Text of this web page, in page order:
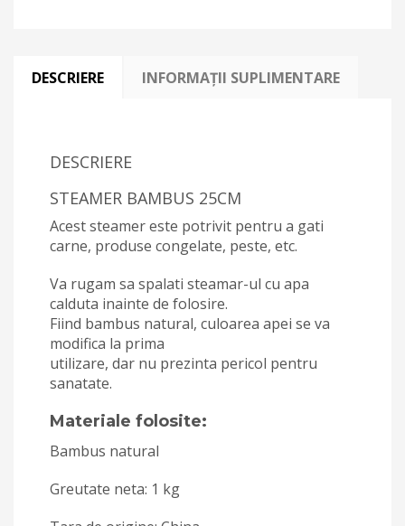
DESCRIERE INFORMAȚII SUPLIMENTARE
DESCRIERE
STEAMER BAMBUS 25CM
Acest steamer este potrivit pentru a gati
carne, produse congelate, peste, etc.
Va rugam sa spalati steamar-ul cu apa
calduta inainte de folosire.
Fiind bambus natural, culoarea apei se va
modifica la prima
utilizare, dar nu prezinta pericol pentru
sanatate.
Materiale folosite:
Bambus natural
Greutate neta: 1 kg